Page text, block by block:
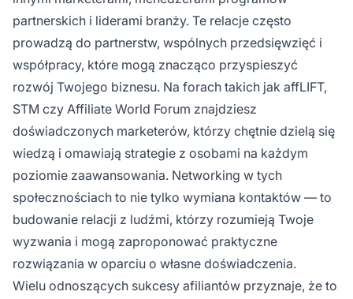
partnerskich i liderami branży. Te relacje często
prowadzą do partnerstw, wspólnych przedsięwzięć i
współpracy, które mogą znacząco przyspieszyć
rozwój Twojego biznesu. Na forach takich jak affLIFT,
STM czy Affiliate World Forum znajdziesz
doświadczonych marketerów, którzy chętnie dzielą się
wiedzą i omawiają strategie z osobami na każdym
poziomie zaawansowania. Networking w tych
społecznościach to nie tylko wymiana kontaktów — to
budowanie relacji z ludźmi, którzy rozumieją Twoje
wyzwania i mogą zaproponować praktyczne
rozwiązania w oparciu o własne doświadczenia.
Wielu odnoszących sukcesy afiliantów przyznaje, że to